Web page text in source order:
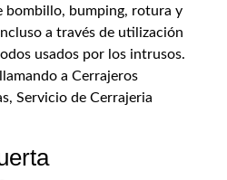
bombillo, bumping, rotura y
a través de utilización
usados por los intrusos.
a Cerrajeros
Servicio de Cerrajeria